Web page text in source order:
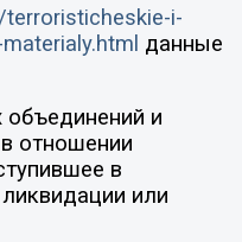
i-
данные
и
отношении
в
или